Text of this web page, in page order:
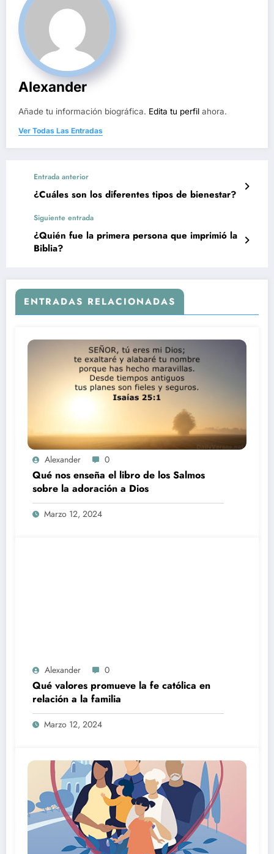
Alexander
Añade tu información biográfica. Edita tu perfil ahora.
Ver Todas Las Entradas
Entrada anterior
¿Cuáles son los diferentes tipos de bienestar?
Siguiente entrada
¿Quién fue la primera persona que imprimió la
Biblia?
ENTRADAS RELACIONADAS
Alexander 0
Qué nos enseña el libro de los Salmos
sobre la adoración a Dios
Marzo 12, 2024
Alexander 0
Qué valores promueve la fe católica en
relación a la familia
Marzo 12, 2024